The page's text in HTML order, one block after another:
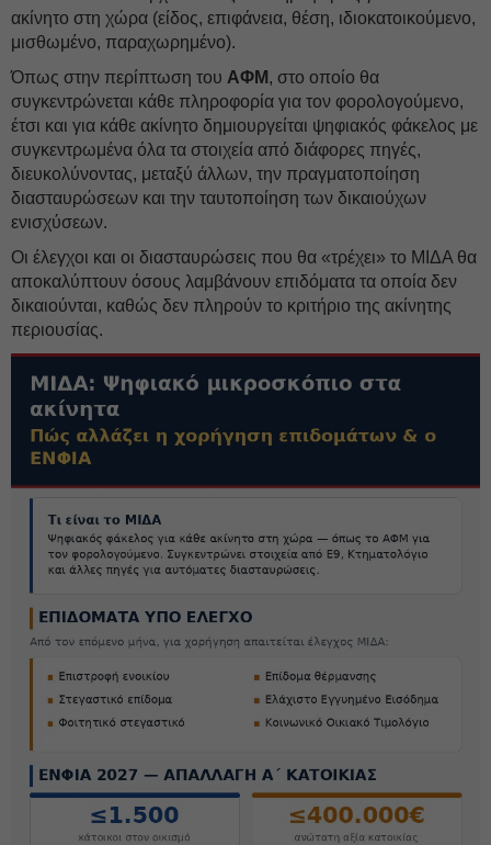
ακίνητο στη χώρα (είδος, επιφάνεια, θέση, ιδιοκατοικούμενο,
μισθωμένο, παραχωρημένο).
Όπως στην περίπτωση του ΑΦΜ , στο οποίο θα
συγκεντρώνεται κάθε πληροφορία για τον φορολογούμενο,
έτσι και για κάθε ακίνητο δημιουργείται ψηφιακός φάκελος με
συγκεντρωμένα όλα τα στοιχεία από διάφορες πηγές,
διευκολύνοντας, μεταξύ άλλων, την πραγματοποίηση
διασταυρώσεων και την ταυτοποίηση των δικαιούχων
ενισχύσεων.
Οι έλεγχοι και οι διασταυρώσεις που θα «τρέχει» το ΜΙΔΑ θα
αποκαλύπτουν όσους λαμβάνουν επιδόματα τα οποία δεν
δικαιούνται, καθώς δεν πληρούν το κριτήριο της ακίνητης
περιουσίας.